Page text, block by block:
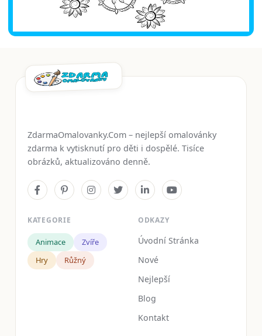
ZdarmaOmalovanky.Com – nejlepší omalovánky
zdarma k vytisknutí pro děti i dospělé. Tisíce
obrázků, aktualizováno denně.
KATEGORIE
Animace
Zvíře
Hry
Růžný
ODKAZY
Úvodní Stránka
Nové
Nejlepší
Blog
Kontakt